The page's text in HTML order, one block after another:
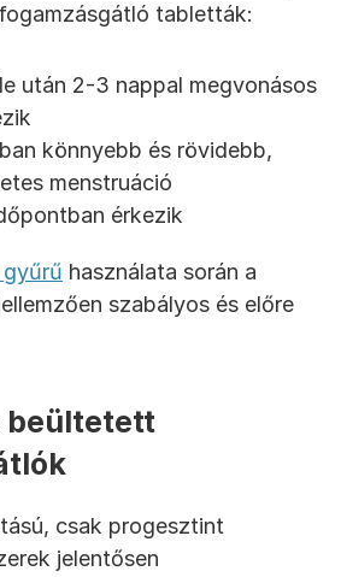
tabletták:
után 2-3 nappal megvonásos
könnyebb és rövidebb,
menstruáció
érkezik
használata során a
szabályos és előre
beültetett
csak progesztint
jelentősen